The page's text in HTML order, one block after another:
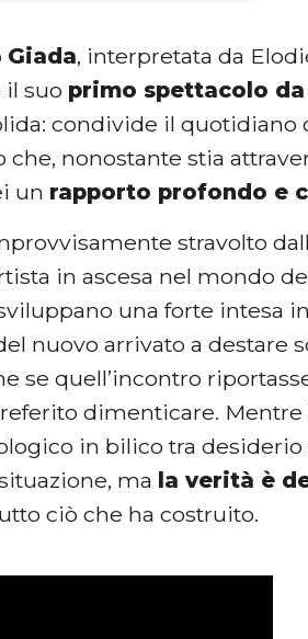
Giada, interpretata da
il suo primo spettacolo
condivide il quotidiano
nonostante stia
un rapporto profondo e
stravolto
in ascesa nel mondo
una forte intesa
nuovo arrivato a destare
se quell’incontro
dimenticare. Mentre
in bilico tra desiderio
ma la verità è
ciò che ha costruito.